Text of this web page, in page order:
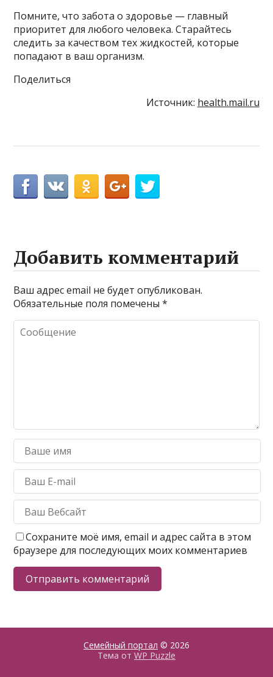
Помните, что забота о здоровье — главный
приоритет для любого человека. Старайтесь
следить за качеством тех жидкостей, которые
попадают в ваш организм.
Поделиться
Источник: health.mail.ru
Добавить комментарий
Ваш адрес email не будет опубликован.
Обязательные поля помечены*
Сохраните моё имя, email и адрес сайта в этом
браузере для последующих моих комментариев
Семейный портал © 2026
Тема от WP Puzzle